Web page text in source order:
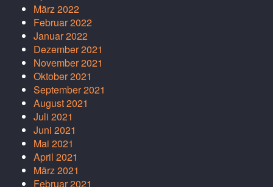
März 2022
Februar 2022
Januar 2022
Dezember 2021
November 2021
Oktober 2021
September 2021
August 2021
Juli 2021
Juni 2021
Mai 2021
April 2021
März 2021
Februar 2021